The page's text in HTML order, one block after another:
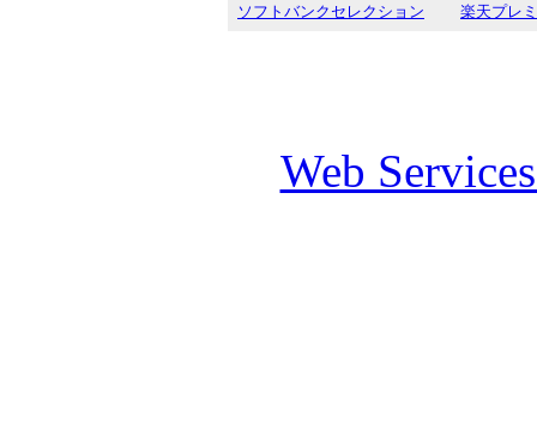
ソフトバンクセレクション
楽天プレ
Web